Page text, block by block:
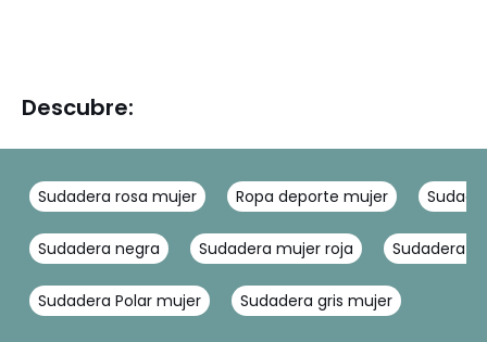
Descubre:
Sudadera rosa mujer Ropa deporte mujer
Sudadera negra Sudadera mujer roja Sudadera
Sudadera Polar mujer Sudadera gris mujer